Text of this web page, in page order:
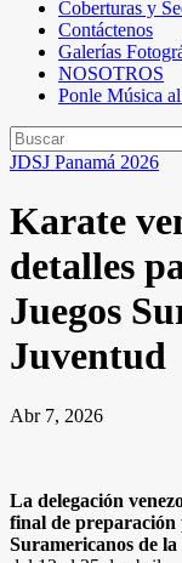
Coberturas y
Contáctenos
Galerías
NOSOTROS
Ponle Música
JDSJ Panamá 2026
Karate
detalles
Juegos
Juventud
Abr 7, 2026
La delegación
final de
Suramericanos de